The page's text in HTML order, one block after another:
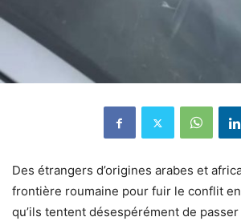
Des étrangers d’origines arabes et
frontière roumaine pour fuir le conflit
qu’ils tentent désespérément de